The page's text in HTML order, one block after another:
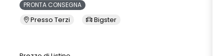
PRONTA CONSEGNA
Presso Terzi Bigster